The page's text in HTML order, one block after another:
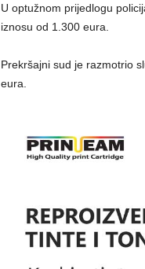
U optužnom prijedlogu
iznosu od 1.300 eura.
Prekršajni sud je razmotrio
eura.